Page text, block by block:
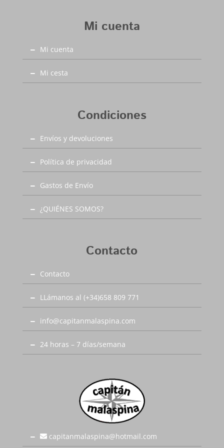
buena alternativa como zapatilla de estar en casa
que no puede faltar en ningún almario. Debes
tener en cuenta que al lavarlas encojen un
poquito!
Mi cuenta
Mi cuenta
Mi cesta
Condiciones
Envíos y devoluciones
Política de privacidad
Gastos de Envío
¿QUIÉNES SOMOS?
Contacto
Contacto
LLámanos al (+34)658 809 771
info@capitanmalaspina.com
24 horas – 7 días/semana
capitanmalaspina@hotmail.com